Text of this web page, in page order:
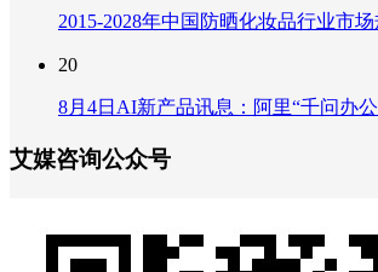
2015-2028年中国防晒化妆品行业市
20
8月4日AI新产品讯息：阿里“千问办
艾媒咨询公众号